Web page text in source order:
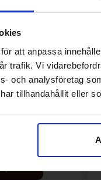
att anpassa
trafik. Vi
och analysföretag
tillhandahållit eller
Cheddar 40g